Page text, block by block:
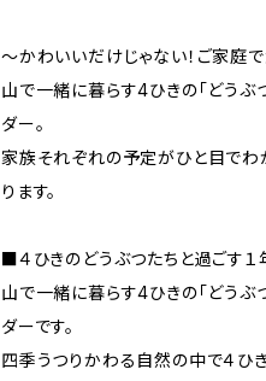
～かわいいだけじゃない！ご家庭
山で一緒に暮らす4ひきの「どうぶ
ダー。
家族それぞれの予定がひと目でわ
ります。
■４ひきのどうぶつたちと過ごす１
山で一緒に暮らす4ひきの「どうぶ
ダーです。
四季うつりかわる自然の中で４ひ